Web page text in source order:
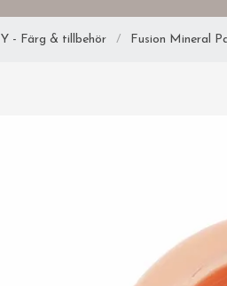
- Färg & tillbehör / Fusion Mineral